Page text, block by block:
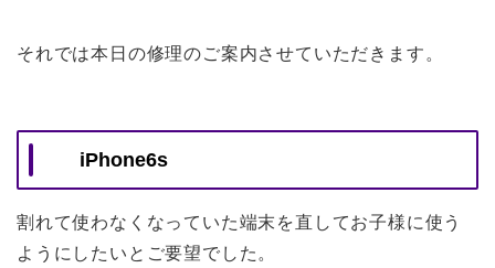
それでは本日の修理のご案内させていただきます。
iPhone6s
割れて使わなくなっていた端末を直してお子様に使う
ようにしたいとご要望でした。